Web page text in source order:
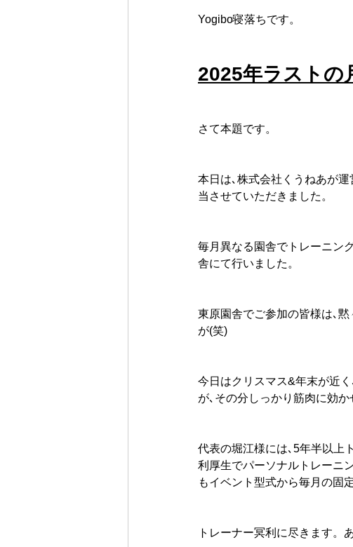
Yogibo寝落ちです。
2025年ラストの
さて本題です。
本日は､株式会社くうねあが
当させていただきました。
毎月異なる園舎でトレーニン
舎にて行いました。
東原園舎でご参加の皆様は､
が(笑)
今日はクリスマス&年末が近
が､その分しっかり筋肉に効
代表の堀江様には､5年半以上
利厚生でパーソナルトレーニ
もイベント型式から毎月の固
トレーナー冥利に尽きます。